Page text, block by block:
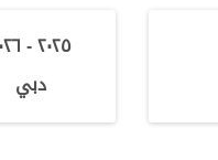
٢٠٢٥ - ٢٠٢٦
دبي